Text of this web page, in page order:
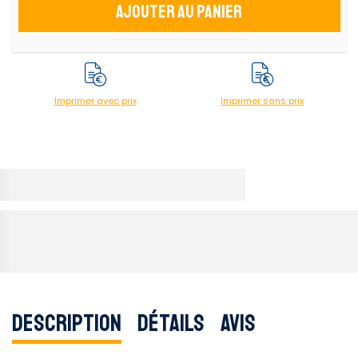
Ajouter au panier
Imprimer avec prix Imprimer sans prix
Description Détails Avis